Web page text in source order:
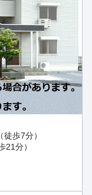
歩7分）
21分）